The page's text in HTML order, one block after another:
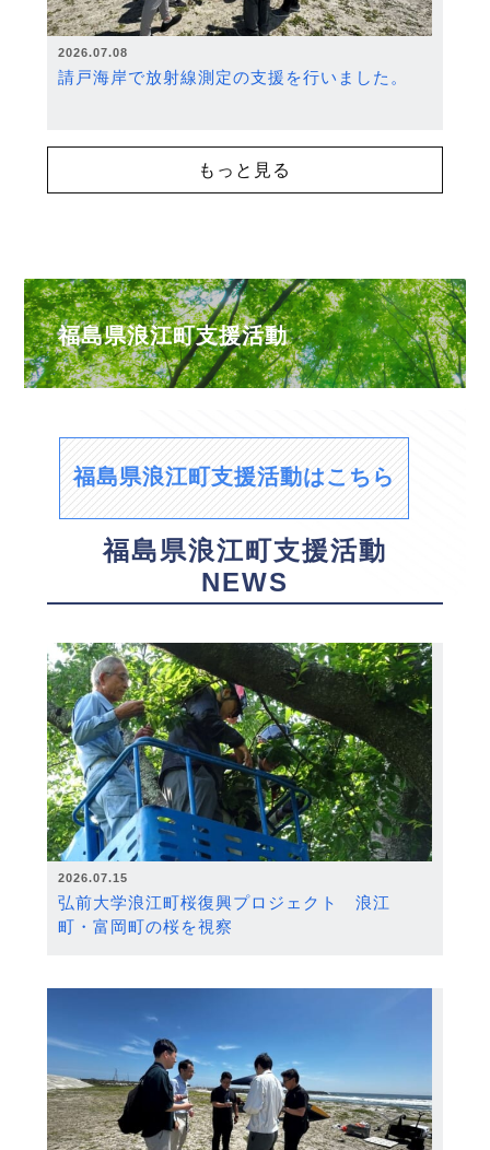
2026.07.08
請戸海岸で放射線測定の支援を行いました。
もっと見る
福島県浪江町支援活動
福島県浪江町支援活動はこちら
福島県浪江町支援活動
NEWS
2026.07.15
弘前大学浪江町桜復興プロジェクト 浪江
町・富岡町の桜を視察